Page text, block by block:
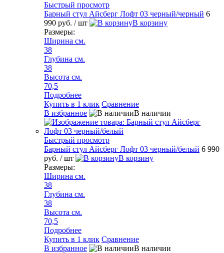
Быстрый просмотр
Барный стул Айсберг Лофт 03 черный/черный 6
990 руб. / шт
В корзину
Размеры:
Ширина см.
38
Глубина см.
38
Высота см.
70,5
Подробнее
Купить в 1 клик Сравнение
В избранное
В наличии
Быстрый просмотр
Барный стул Айсберг Лофт 03 черный/белый 6 990
руб. / шт
В корзину
Размеры:
Ширина см.
38
Глубина см.
38
Высота см.
70,5
Подробнее
Купить в 1 клик Сравнение
В избранное
В наличии